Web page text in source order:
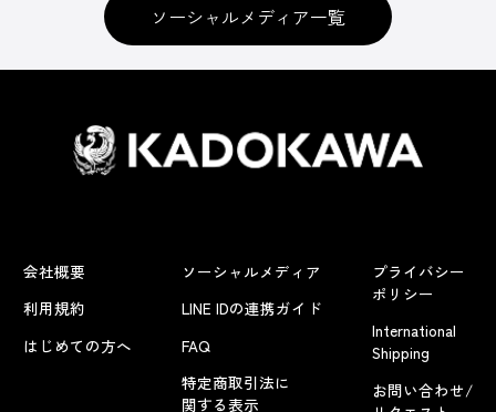
ソーシャルメディア一覧
会社概要
利用規約
はじめての方へ
ソーシャルメディア
LINE IDの連携ガイド
FAQ
特定商取引法に
関する表示
プライバシー
ポリシー
International
Shipping
お問い合わせ/